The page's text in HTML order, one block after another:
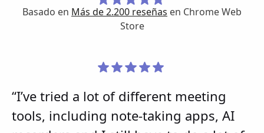
Basado en Más de 2.200 reseñas en Chrome Web
Store
“I’ve tried a lot of different meeting
tools, including note-taking apps, AI